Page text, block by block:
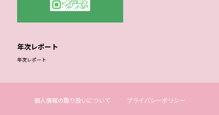
年次レポート
年次レポート
個人情報の取り扱いについて プライバシーポリシー